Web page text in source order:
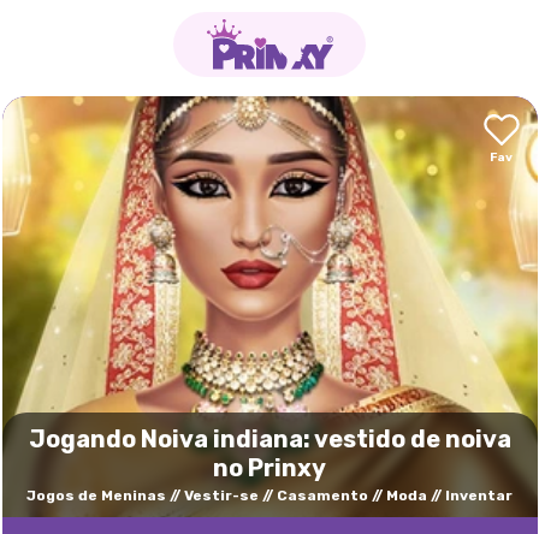
Jogando Noiva indiana: vestido de noiva
no Prinxy
Jogos de Meninas Vestir-se Casamento Moda Inventar